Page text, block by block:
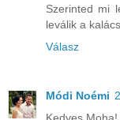
Szerinted mi
leválik a
Válasz
Módi Noémi
Kedves Moha!